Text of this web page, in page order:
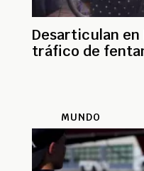
Desarticulan en
tráfico de
MUNDO